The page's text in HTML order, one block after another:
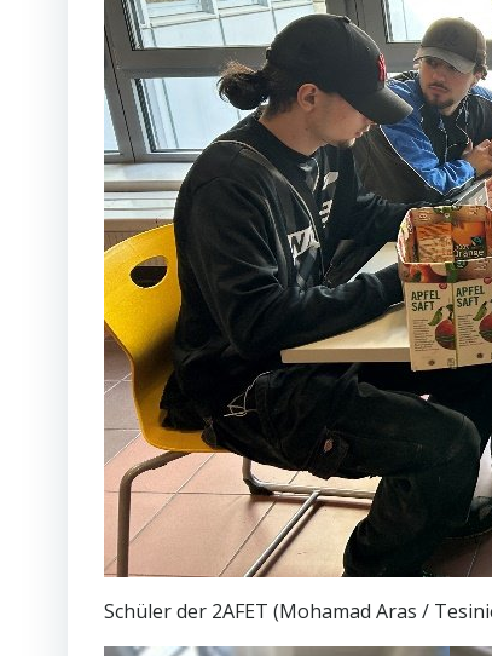
Schüler der 2AFET (Mohamad Aras /